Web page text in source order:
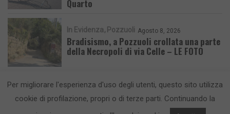
Quarto
In Evidenza Pozzuoli Agosto 8, 2026
Bradisismo, a Pozzuoli crollata una parte
della Necropoli di via Celle – LE FOTO
Per migliorare l'esperienza d'uso degli utenti, questo sito utilizza
cookie di profilazione, propri o di terze parti. Continuando la